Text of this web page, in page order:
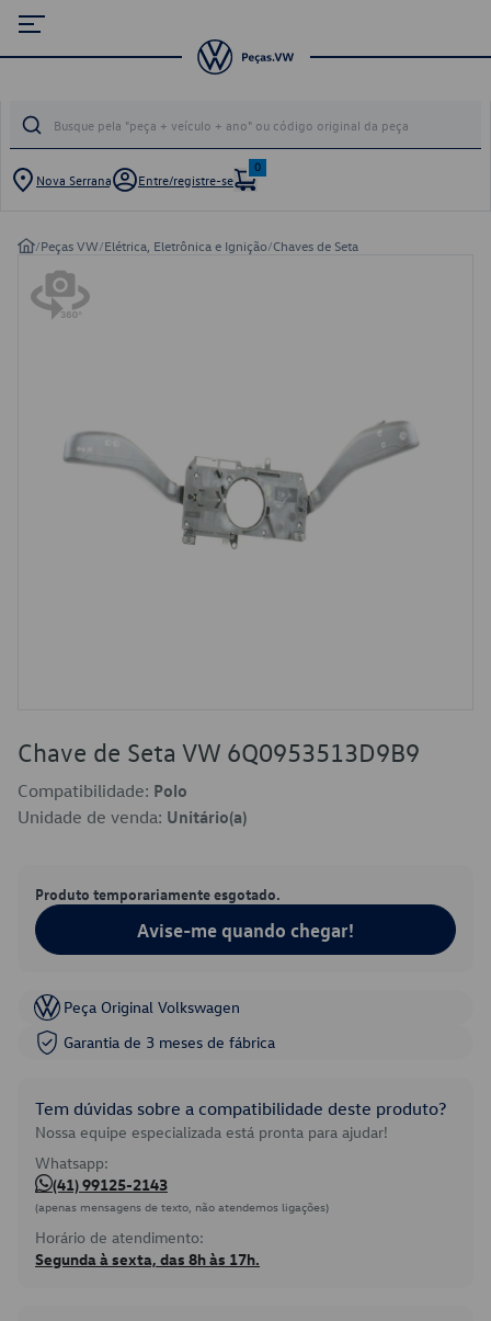
Nova Serrana Entre/registre-se
0
/Peças VW/Elétrica, Eletrônica e Ignição/Chaves de Seta
Chave de Seta VW 6Q0953513D9B9
Compatibilidade: Polo
Unidade de venda: Unitário(a)
Produto temporariamente esgotado.
Avise-me quando chegar!
Peça Original Volkswagen
Garantia de 3 meses de fábrica
Tem dúvidas sobre a compatibilidade deste produto?
Nossa equipe especializada está pronta para ajudar!
Whatsapp:
(41) 99125-2143
(apenas mensagens de texto, não atendemos ligações)
Horário de atendimento:
Segunda à sexta, das 8h às 17h.